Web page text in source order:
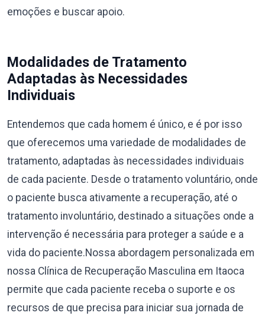
emoções e buscar apoio.
Modalidades de Tratamento
Adaptadas às Necessidades
Individuais
Entendemos que cada homem é único, e é por isso
que oferecemos uma variedade de modalidades de
tratamento, adaptadas às necessidades individuais
de cada paciente. Desde o tratamento voluntário, onde
o paciente busca ativamente a recuperação, até o
tratamento involuntário, destinado a situações onde a
intervenção é necessária para proteger a saúde e a
vida do paciente.Nossa abordagem personalizada em
nossa Clínica de Recuperação Masculina em Itaoca
permite que cada paciente receba o suporte e os
recursos de que precisa para iniciar sua jornada de